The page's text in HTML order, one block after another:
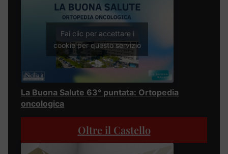
Fai clic per accettare i
cookie per questo servizio
La Buona Salute 63° puntata: Ortopedia
oncologica
Oltre il Castello